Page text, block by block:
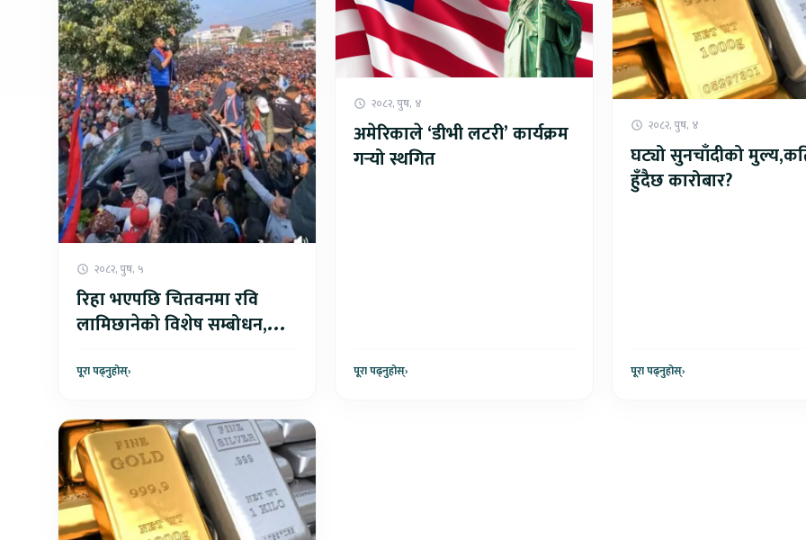
२०८२, पुष, ५
रिहा भएपछि चितवनमा रवि
लामिछानेको विशेष सम्बोधन,
छोड्छौं’
पूरा पढ्नुहोस्›
२०८२, पुष, ४
अमेरिकाले ‘डीभी लटरी’ कार्यक्रम
गर्‍यो स्थगित
पूरा पढ्नुहोस्›
२०८२, पुष, ४
घट्यो सुनचाँदीको
हुँदैछ कारोबार?
पूरा पढ्नुहोस्›